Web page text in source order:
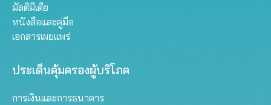
มัลติมีเดีย
หนังสือและคู่มือ
เอกสารเผยแพร่
ประเด็นคุ้มครองผู้บริโภค
การเงินและการธนาคาร